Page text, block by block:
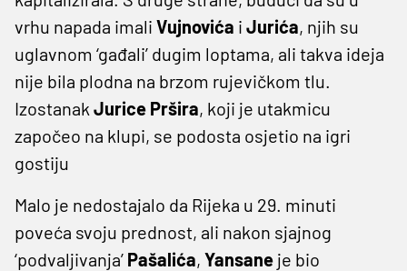
vrhu napada imali Vujnovića i Jurića, njih su
uglavnom ‘gađali’ dugim loptama, ali takva ideja
nije bila plodna na brzom rujevičkom tlu.
Izostanak Jurice Pršira, koji je utakmicu
započeo na klupi, se podosta osjetio na igri
gostiju
Malo je nedostajalo da Rijeka u 29. minuti
poveća svoju prednost, ali nakon sjajnog
‘podvaljivanja’ Pašalića, Yansane je bio